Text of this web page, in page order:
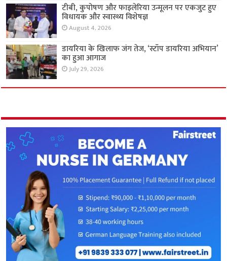
टीबी, कुपोषण और फाइलेरिया उन्मूलन पर एकजुट हुए
विधायक और स्वास्थ्य विशेषज्ञ
August 4, 2026
डायरिया के खिलाफ जंग तेज, ‘स्टॉप डायरिया अभियान’
का हुआ आगाज
July 29, 2026